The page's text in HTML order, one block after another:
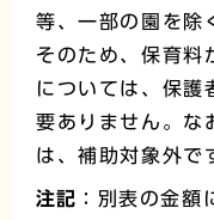
等、一部の園を除
そのため、保育
については、保護
要ありません。な
は、補助対象外で
注記 ：別表の金